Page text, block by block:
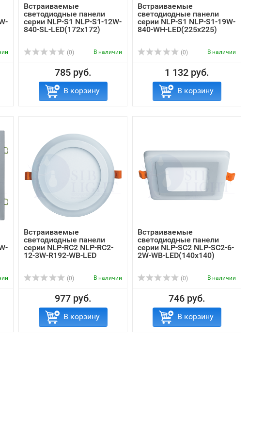
Встраиваемые
светодиодные панели
серии NLP-S1 NLP-S1-12W-
840-SL-LED(172x172)
(0) В наличии
785 руб.
В корзину
Встраиваемые
светодиодные панели
серии NLP-S1 NLP-S1-19W-
840-WH-LED(225x225)
(0) В наличии
1 132 руб.
В корзину
Встраиваемые
светодиодные панели
серии NLP-RC2 NLP-RC2-
12-3W-R192-WB-LED
(0) В наличии
977 руб.
В корзину
Встраиваемые
светодиодные панели
серии NLP-SC2 NLP-SC2-6-
2W-WB-LED(140x140)
(0) В наличии
746 руб.
В корзину